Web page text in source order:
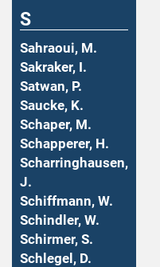
S
Sahraoui, M.
Sakraker, I.
Satwan, P.
Saucke, K.
Schaper, M.
Schapperer, H.
Scharringhausen,
J.
Schiffmann, W.
Schindler, W.
Schirmer, S.
Schlegel, D.